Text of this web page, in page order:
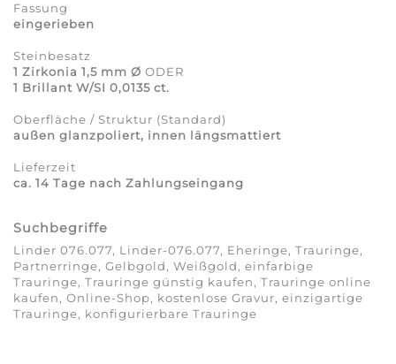
Fassung
eingerieben
Steinbesatz
1 Zirkonia 1,5 mm Ø ODER
1 Brillant W/SI 0,0135 ct.
Oberfläche / Struktur (Standard)
außen glanzpoliert, innen längsmattiert
Lieferzeit
ca. 14 Tage nach Zahlungseingang
Suchbegriffe
Linder 076.077, Linder-076.077, Eheringe, Trauringe,
Partnerringe, Gelbgold, Weißgold, einfarbige
Trauringe, Trauringe günstig kaufen, Trauringe online
kaufen, Online-Shop, kostenlose Gravur, einzigartige
Trauringe, konfigurierbare Trauringe